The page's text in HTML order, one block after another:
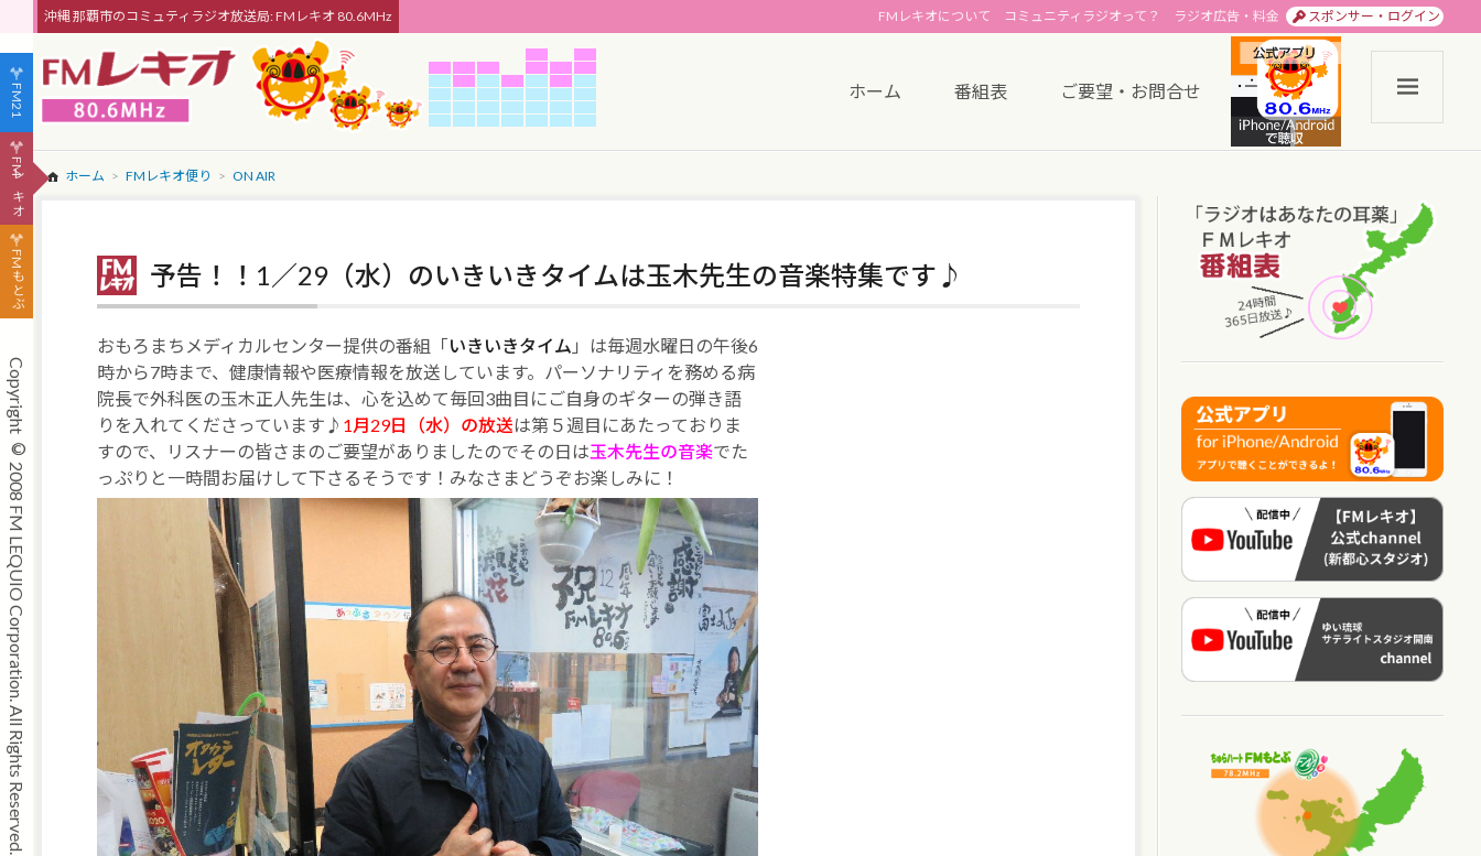
沖縄 那覇市のコミュティラジオ放送局: FMレキオ 80.6MHz スポンサー・ログイン
ラジオ広告・料金
コミュニティラジオって？
FMレキオについて
ホーム 番組表 ご要望・お問合せ
ホーム FMレキオ便り ON AIR
予告！！1／29（水）のいきいきタイムは玉木先生の音楽特集です♪
おもろまちメディカルセンター提供の番組「いきいきタイム 」は毎週水曜日の午後6
時から7時まで、健康情報や医療情報を放送しています。パーソナリティを務める病
院長で外科医の玉木正人先生は、心を込めて毎回3曲目にご自身のギターの弾き語
りを入れてくださっています♪ 1月29日（水）の放送は第５週目にあたっておりま
すので、リスナーの皆さまのご要望がありましたのでその日は玉木先生の音楽でた
っぷりと一時間お届けして下さるそうです！みなさまどうぞお楽しみに！
FM21
FMレキオ
FMもとぶ
Copyright © 2008 FM LEQUIO Corporation. All Rights Reserved.